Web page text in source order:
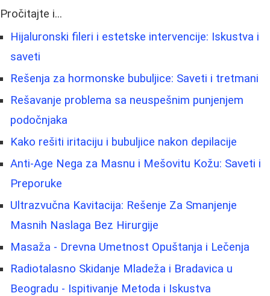
Pročitajte i...
Hijaluronski fileri i estetske intervencije: Iskustva i
saveti
Rešenja za hormonske bubuljice: Saveti i tretmani
Rešavanje problema sa neuspešnim punjenjem
podočnjaka
Kako rešiti iritaciju i bubuljice nakon depilacije
Anti-Age Nega za Masnu i Mešovitu Kožu: Saveti i
Preporuke
Ultrazvučna Kavitacija: Rešenje Za Smanjenje
Masnih Naslaga Bez Hirurgije
Masaža - Drevna Umetnost Opuštanja i Lečenja
Radiotalasno Skidanje Mladeža i Bradavica u
Beogradu - Ispitivanje Metoda i Iskustva